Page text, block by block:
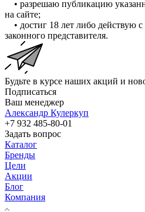
• разрешаю публикацию
на сайте;
• достиг 18 лет либо действую
законного представителя.
Будьте в курсе наших акций и
Подписаться
Ваш менеджер
Александр Кулеркуп
+7 932 485-80-01
Задать вопрос
Каталог
Бренды
Цели
Акции
Блог
Компания